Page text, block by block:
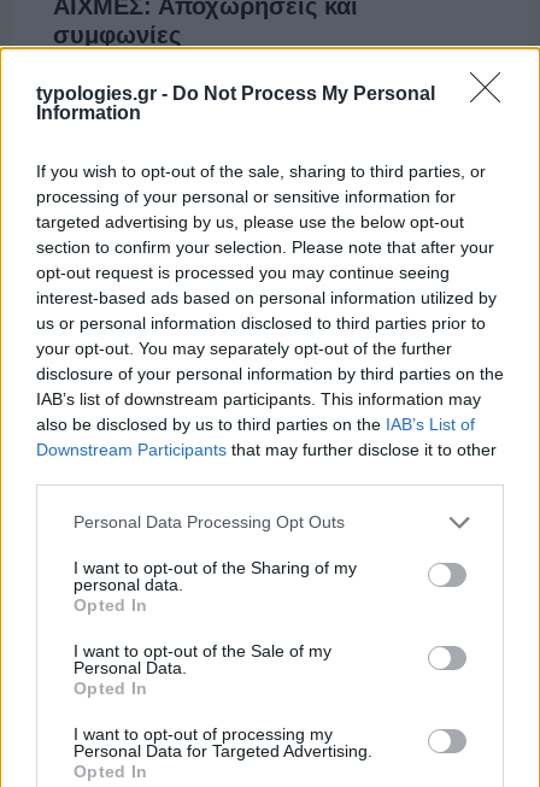
typologies.gr - Do Not Process My Personal
Information
If you wish to opt-out of the sale, sharing to third parties, or
processing of your personal or sensitive information for
targeted advertising by us, please use the below opt-out
section to confirm your selection. Please note that after your
opt-out request is processed you may continue seeing
interest-based ads based on personal information utilized by
us or personal information disclosed to third parties prior to
your opt-out. You may separately opt-out of the further
disclosure of your personal information by third parties on the
IAB’s list of downstream participants. This information may
also be disclosed by us to third parties on the IAB’s List of
Downstream Participants that may further disclose it to other
Please note that this website/app uses one or more Google
not limited to your visit or usage behaviour. You may click to
grant or deny consent to Google and its third-party tags to
use your data for below specified purposes in below Google
consent section.
Personal Data Processing Opt Outs
I want to opt-out of the Sharing of my
personal data.
Opted In
I want to opt-out of the Sale of my
Personal Data.
Opted In
I want to opt-out of processing my
Personal Data for Targeted Advertising.
Opted In
ΑΙΧΜΕΣ: Αποχωρήσεις και
συμφωνίες
Το Καλοκαίρι αυτό στα ΜΜΕ θυμίζει αίθουσα αφίξεων και
αναχωρήσεων αεροδρομίου. Άλλοι γνωρίζουν τον
ξεκινήσει για άλλου καταλήγουν σε άλλο σημείο. Η
κινητικότητα είναι συνάρτηση πολλών παραγόντων,
ορισμένοι εκ των οποίων δεν είναι ορατοί προς το
παρόν. Λέγεται πως ο Ιβάν Σαββίδης τα βρήκε με την
κυβέρνηση, […]